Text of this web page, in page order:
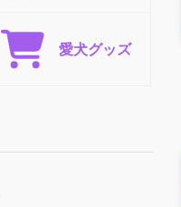
愛犬グッズ